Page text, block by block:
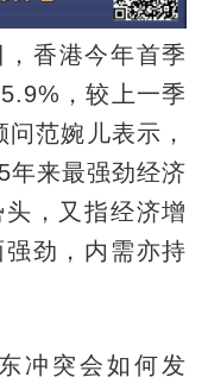
，香港今年首季
，较上一季
范婉儿表示，
年来最强劲经济
，又指经济增
劲，内需亦持
冲突会如何发